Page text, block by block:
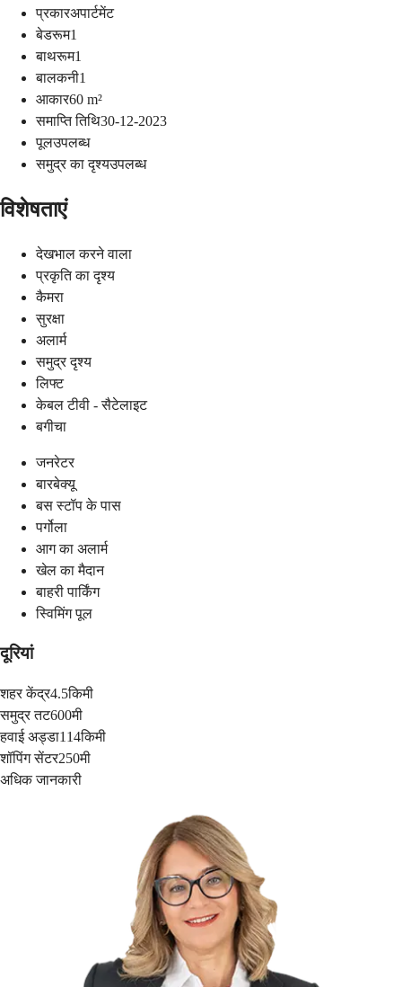
प्रकारअपार्टमेंट
बेडरूम1
बाथरूम1
बालकनी1
आकार60 m²
समाप्ति तिथि30-12-2023
पूलउपलब्ध
समुद्र का दृश्यउपलब्ध
विशेषताएं
देखभाल करने वाला
प्रकृति का दृश्य
कैमरा
सुरक्षा
अलार्म
समुद्र दृश्य
लिफ्ट
केबल टीवी - सैटेलाइट
बगीचा
जनरेटर
बारबेक्यू
बस स्टॉप के पास
पर्गोला
आग का अलार्म
खेल का मैदान
बाहरी पार्किंग
स्विमिंग पूल
दूरियां
शहर केंद्र4.5किमी
समुद्र तट600मी
हवाई अड्डा114किमी
शॉपिंग सेंटर250मी
अधिक जानकारी